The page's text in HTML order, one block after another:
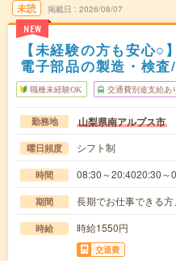
未読
NEW
掲載日 2026/08/07
【未経験の方も安心○
電子部品の製造・検
職種未経験OK 交通費別途支給あ
勤務地 山梨県南アルプス市
曜日頻度 シフト制
時間 08:30～20:4020:30～
期間 長期でお仕事できる方
時給 時給1550円
交通費